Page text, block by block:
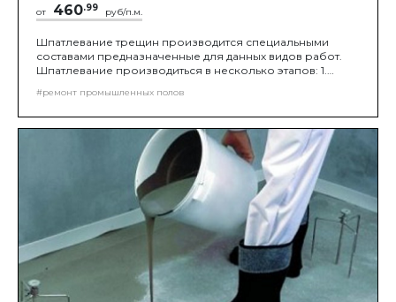
от 460.99 руб/п.м.
Шпатлевание трещин производится специальными
составами предназначенные для данных видов работ.
Шпатлевание производиться в несколько этапов: 1.
материала. 3. Шпатлевание трещины шпателем.
#ремонт промышленных полов